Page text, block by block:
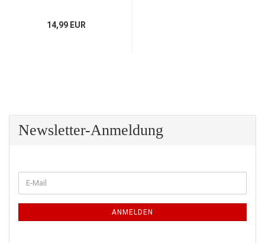
14,99 EUR
Newsletter-Anmeldung
ZUR
NEWSLETTER-
E-
Mail
ANMELDEN